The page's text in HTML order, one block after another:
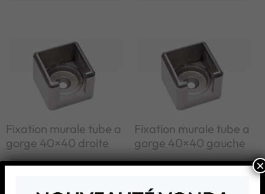
Fixation murale tube a
gorge 40×40 droite
Fixation murale tube a gorge
Fixation murale tube a
gorge 40×40 gauche
Fixation murale tube a gorge
×